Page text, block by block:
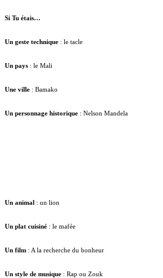
Si Tu étais…
Un geste technique : le tacle
Un pays : le Mali
Une ville : Bamako
Un personnage historique : Nelson Mandela
Un animal : un lion
Un plat cuisiné : le mafée
Un film : A la recherche du bonheur
Un style de musique : Rap ou Zouk